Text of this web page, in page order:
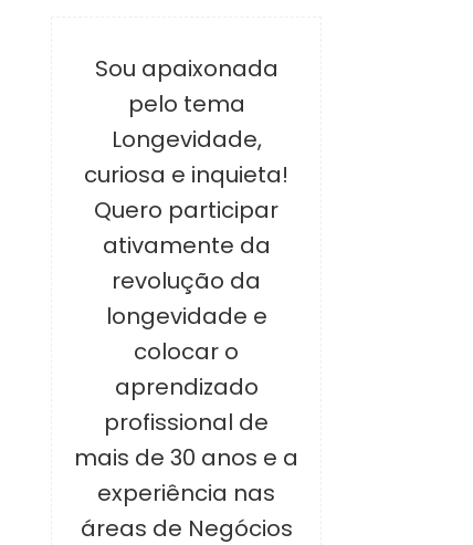
Sou apaixonada
pelo tema
Longevidade,
curiosa e inquieta!
Quero participar
ativamente da
revolução da
longevidade e
colocar o
aprendizado
profissional de
mais de 30 anos e a
experiência nas
áreas de Negócios